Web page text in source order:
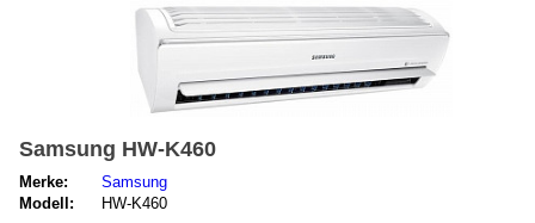
Samsung HW-K460
Merke:
Samsung
Modell:
HW-K460